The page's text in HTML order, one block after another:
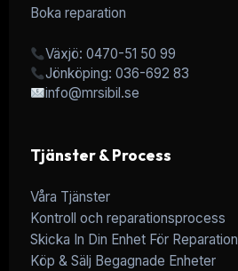
Boka reparation
Växjö: 0470-51 50 99
Jönköping: 036-692 83
info@mrsibil.se
Tjänster & Process
Våra Tjänster
Kontroll och reparationsprocess
Skicka In Din Enhet För Reparation
Köp & Sälj Begagnade Enheter